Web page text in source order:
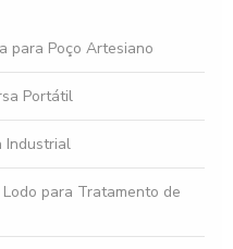
para Poço Artesiano
Portátil
Industrial
para Tratamento de